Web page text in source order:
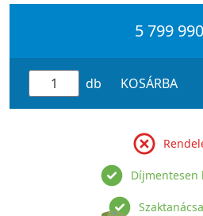
5 799
db KOSÁRBA
Díjmentesen